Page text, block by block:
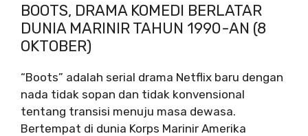
BOOTS, DRAMA KOMEDI BERLATAR
DUNIA MARINIR TAHUN 1990-AN (8
OKTOBER)
“Boots” adalah serial drama Netflix baru dengan
nada tidak sopan dan tidak konvensional
tentang transisi menuju masa dewasa.
Bertempat di dunia Korps Marinir Amerika